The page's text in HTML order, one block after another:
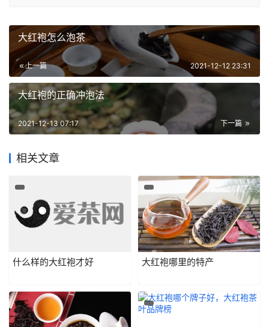
大红袍怎么泡茶
上一篇 2021-12-12 23:31
大红袍的正确冲泡法
下一篇
2021-12-13 07:17
相关文章
什么样的大红袍才好 大红袍哪里的特产